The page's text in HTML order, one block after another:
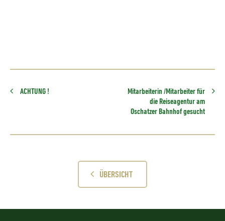
ACHTUNG !
Mitarbeiterin /Mitarbeiter für
die Reiseagentur am
Oschatzer Bahnhof gesucht
ÜBERSICHT